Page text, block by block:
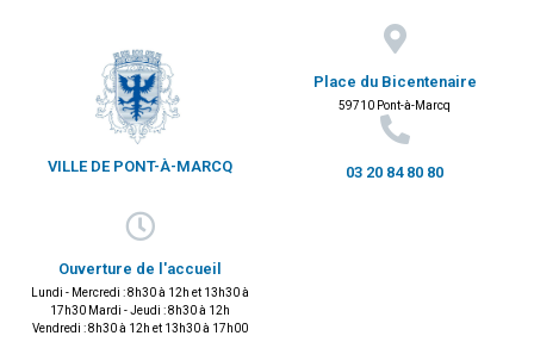
VILLE DE PONT-À-MARCQ
Place du Bicentenaire
59710 Pont-à-Marcq
03 20 84 80 80
Ouverture de l'accueil
Lundi - Mercredi : 8h30 à 12h et 13h30 à
17h30 Mardi - Jeudi : 8h30 à 12h
Vendredi : 8h30 à 12h et 13h30 à 17h00